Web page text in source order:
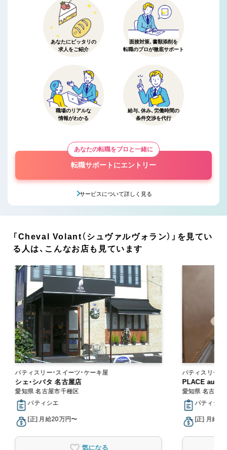
あなたにピッタリの
求人をご紹介
面接対策、書類添削を
転職のプロが徹底サポート
職場のリアルな
情報がわかる
給与、休み、労働時間の
条件交渉を代行
あなたの転職をプロと一緒に
転職サポートにエントリー
サービスについて詳しく見る
「Cheval Volant（シュヴァルヴォラン）」を見てい
る人は、こんなお店も見ています
パティスリー・スイーツ・ケーキ屋
シェ・シバタ 名古屋店
愛知県 名古屋市千種区
パティシエ
[正] 月給20万円〜
気になる
パティスリー・
PLACE au
愛知県 名古屋
パティシエ
[正] 月給